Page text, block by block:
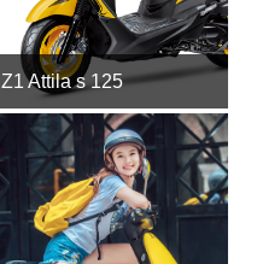
Z1 Attila s 125